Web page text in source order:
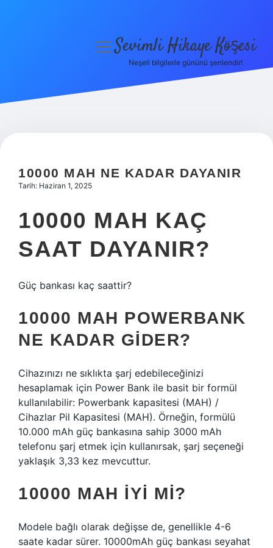
Hakkımızda
menüyüSevimli Hikaye Köşesi
Neşeli bilgilerle gününü şenlendir!
10000 MAH NE KADAR DAYANIR
Tarih: Haziran 1, 2025
10000 MAH KAÇ
SAAT DAYANIR?
Güç bankası kaç saattir?
10000 MAH POWERBANK
NE KADAR GIDER?
Cihazınızı ne sıklıkta şarj edebileceğinizi
hesaplamak için Power Bank ile basit bir formül
kullanılabilir: Powerbank kapasitesi (MAH) /
Cihazlar Pil Kapasitesi (MAH). Örneğin, formülü
10.000 mAh güç bankasına sahip 3000 mAh
telefonu şarj etmek için kullanırsak, şarj seçeneği
yaklaşık 3,33 kez mevcuttur.
10000 MAH IYI MI?
Modele bağlı olarak değişse de, genellikle 4-6
saate kadar sürer. 10000mAh güç bankası seyahat